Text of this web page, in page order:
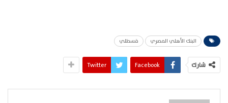
البنك الأهلي المصري قسطلي
شارك Facebook
Twitter